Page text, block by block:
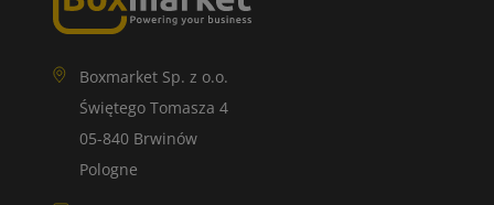
Boxmarket Sp. z o.o.
Świętego Tomasza 4
05-840 Brwinów
Pologne